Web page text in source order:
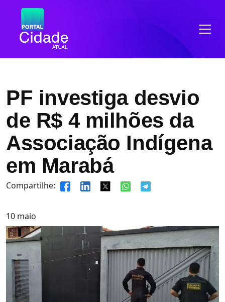
PF investiga desvio
de R$ 4 milhões da
Associação Indígena
em Marabá
Compartilhe:
10 maio